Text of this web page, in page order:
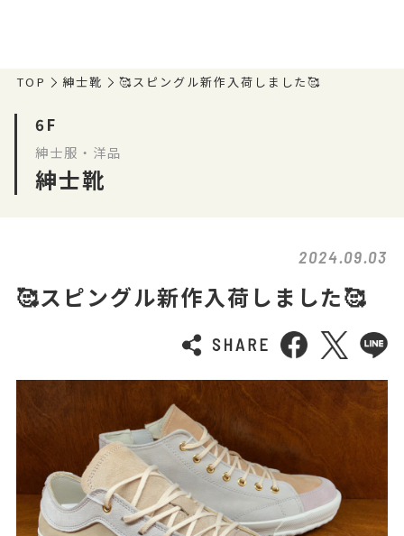
TOP 紳士靴 🥰スピングル新作入荷しました🥰
6F
紳士服・洋品
紳士靴
2024.09.03
🥰スピングル新作入荷しました🥰